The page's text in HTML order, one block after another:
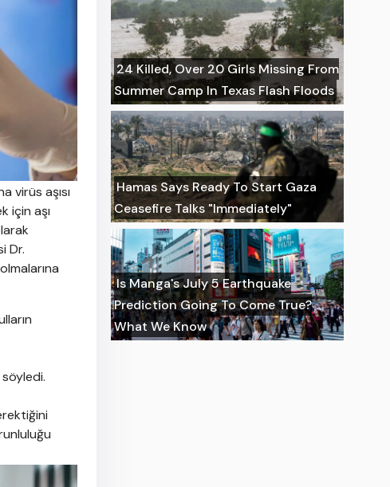
virüs aşısı
için aşı
Dr.
söyledi.
24 Killed, Over 20 Girls Missing From
Summer Camp In Texas Flash Floods
Hamas Says Ready To Start Gaza
Ceasefire Talks "Immediately"
Is Manga's July 5 Earthquake
Prediction Going To Come True?
What We Know